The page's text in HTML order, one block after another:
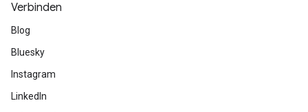
Verbinden
Blog
Bluesky
Instagram
LinkedIn